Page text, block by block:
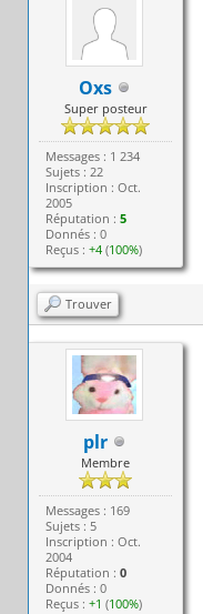
Oxs
Super posteur
Messages : 1 234
Sujets : 22
Inscription : Oct.
2005
Réputation :5
Donnés : 0
Reçus :+4 (100%)
Trouver
plr
Membre
Messages : 169
Sujets : 5
Inscription : Oct.
2004
Réputation :0
Donnés : 0
Reçus :+1 (100%)